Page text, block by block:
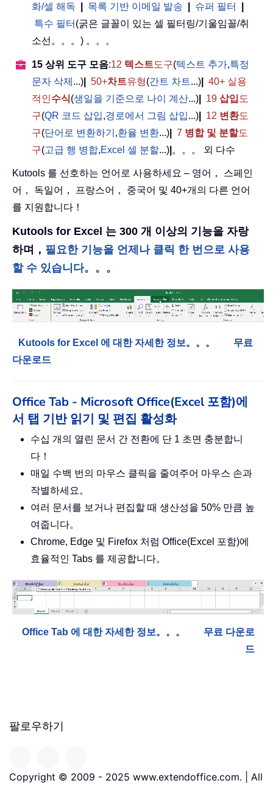
화/셀 해독
목록 기반 이메일 발송 슈퍼 필터
특수 필터 (굵은 글꼴이 있는 셀 필터링/기울임꼴/취
소선。。。) 。。。
15 상위 도구 모음:12 텍스트도구(텍스트 추가,특정
문자 삭제 ...) 50+차트유형(간트 차트...)
40+ 실용
적인수식(생일을 기준으로 나이 계산...) 19 삽입 도
구(QR 코드 삽입,경로에서 그림 삽입...) 12 변환도
구(단어로 변환하기 ,환율 변환...) 7 병합 및 분할도
구(고급 행 병합,Excel 셀 분할...) 。。。 외 다수
Kutools 를 선호하는 언어로 사용하세요 – 영어， 스페인
어， 독일어， 프랑스어， 중국어 및 40+개의 다른 언어
를 지원합니다！
Kutools for Excel 는 300 개 이상의 기능을 자랑
하며， 필요한 기능을 언제나 클릭 한 번으로 사용
할 수 있습니다。。。
Kutools for Excel 에 대한 자세한 정보。。。
무료
다운로드
Office Tab - Microsoft Office(Excel 포함)에
서 탭 기반 읽기 및 편집 활성화
수십 개의 열린 문서 간 전환에 단 1 초면 충분합니
다！
매일 수백 번의 마우스 클릭을 줄여주어 마우스 손과
작별하세요。
여러 문서를 보거나 편집할 때 생산성을 50% 만큼 높
여줍니다。
Chrome, Edge 및 Firefox 처럼 Office(Excel 포함)에
효율적인 Tabs 를 제공합니다。
Office Tab 에 대한 자세한 정보。。。
무료 다운로
드
팔로우하기
Copyright © 2009 - 2025 www.extendoffice.com. | All